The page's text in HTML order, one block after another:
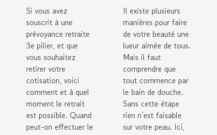
de trois
piliers ?
Si vous avez
souscrit à une
prévoyance retraite
3e pilier, et que
vous souhaitez
retirer votre
cotisation, voici
comment et à quel
moment le retrait
est possible. Quand
peut-on effectuer le
Il existe plusieurs
manières pour faire
de votre beauté une
lueur aimée de tous.
Mais il faut
comprendre que
tout commence par
le bain de douche.
Sans cette étape
rien n’est faisable
sur votre peau. Ici,